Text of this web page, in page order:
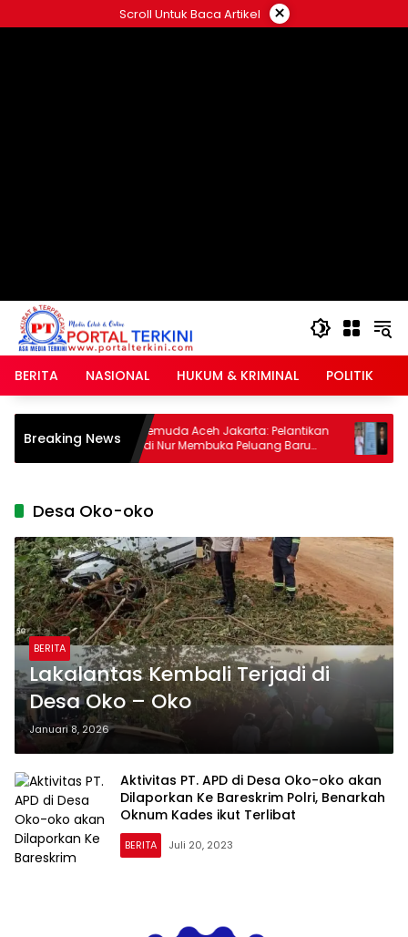
ke
Scroll Untuk Baca Artikel ×
BERITA NASIONAL HUKUM & KRIMINAL POLITIK
Breaking NewsTokoh Pemuda Aceh Jakarta: Pelantikan
Mawardi Nur Membuka Peluang Baru
bagi Kemajuan Migas Aceh
Desa Oko-oko
BERITA
Lakalantas Kembali Terjadi di
Desa Oko – Oko
Januari 8, 2026
Aktivitas PT. APD di Desa Oko-oko akan
Dilaporkan Ke Bareskrim Polri, Benarkah
Oknum Kades ikut Terlibat
BERITA Juli 20, 2023